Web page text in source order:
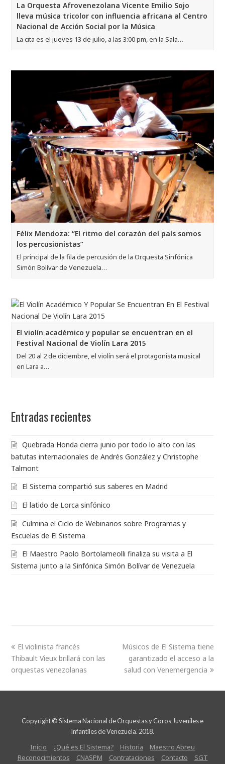
La Orquesta Afrovenezolana Vicente Emilio Sojo
lleva música tricolor con influencia africana al Centro
Nacional de Acción Social por la Música
La cita es el jueves 13 de julio, a las 3:00 pm, en la Sala…
Félix Mendoza: “El ritmo del corazón del país somos
los percusionistas”
El principal de la fila de percusión de la Orquesta Sinfónica
Simón Bolívar de Venezuela…
El violín académico y popular se encuentran en el
Festival Nacional de Violín Lara 2015
Del 20 al 2 de diciembre, el violín será el protagonista musical
en Lara a…
Entradas recientes
Quebrada Honda cierra junio por todo lo alto con las
batutas internacionales de Andrés González y Christophe
Talmont
El Sistema compartió sus saberes en Madrid
El latido de Lorca sinfónico
Culmina el Ciclo de Webinarios sobre Programas y
Escuelas de El Sistema
El Maestro Paolo Bortolameolli finaliza su visita a El
Sistema junto a la Sinfónica Simón Bolívar de Venezuela
El violinista francés
Thibault Vieux brillará con las
orquestas venezolanas
Músicos de El Sistema tiene
garantizado el acceso a la
salud con Venemergencia
Copyright © Sistema Nacional de Orquestas y Coros Juveniles e
Infantiles de Venezuela. 2018.
Inicio ¿Qué es El Sistema? Historia
Maestro Abreu
Reconocimientos
CNASPM Contrataciones Contacto
SGT